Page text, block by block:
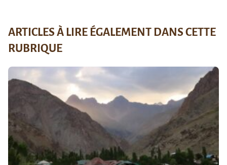
ARTICLES À LIRE ÉGALEMENT DANS CETTE
RUBRIQUE